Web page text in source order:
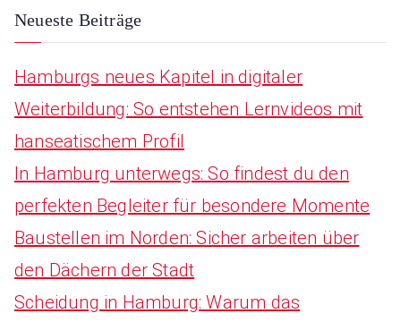
r
Neueste Beiträge
Hamburgs neues Kapitel in digitaler
Weiterbildung: So entstehen Lernvideos mit
hanseatischem Profil
In Hamburg unterwegs: So findest du den
perfekten Begleiter für besondere Momente
Baustellen im Norden: Sicher arbeiten über
den Dächern der Stadt
Scheidung in Hamburg: Warum das